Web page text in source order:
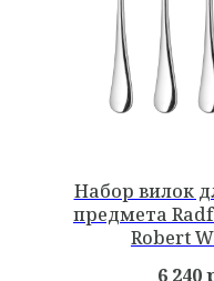
Набор вилок
предмета
Robert
6 240